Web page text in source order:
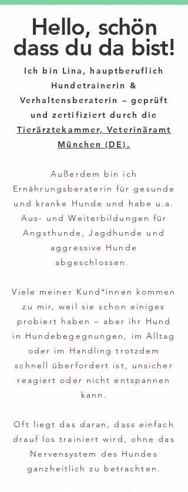
Hello, schön
dass du da bist!
Ich bin Lina, hauptberuflich
Hundetrainerin &
Verhaltensberaterin – geprüft
undzertifiziert durch die
Tierärztekammer, Veterinäramt
München (DE) .
Außerdem bin ich
Ernährungsberaterin für gesunde
und kranke Hunde und habe u.a.
Aus- und Weiterbildungen für
Angsthunde, Jagdhunde und
aggressive Hunde
abgeschlossen.
Viele meiner Kund*innen kommen
zu mir, weil sie schon einiges
probiert haben – aber ihr Hund
in Hundebegegnungen, im Alltag
oder im Handling trotzdem
schnell überfordert ist, unsicher
reagiert oder nicht entspannen
kann.
Oft liegt das daran, dass einfach
drauf los trainiert wird, ohne das
Nervensystem des Hundes
ganzheitlich zu betrachten.